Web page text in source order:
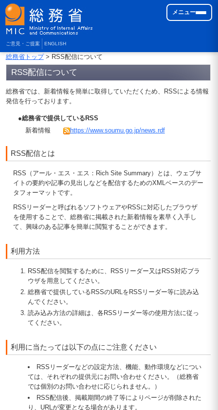
ご意見・ご提案 ENGLISH
メニュー
総務省トップ> RSS配信について
RSS配信について
総務省では、新着情報を簡単に取得していただくため、RSSによる情報
発信を行っております。
●総務省で提供しているRSS
新着情報
https://www.soumu.go.jp/news.rdf
RSS配信とは
RSS（アール・エス・エス：Rich Site Summary）とは、ウェブサ
イトの要約や記事の見出しなどを配信するためのXMLベースのデー
タフォーマットです。
RSSリーダーと呼ばれるソフトウェアやRSSに対応したブラウザ
を使用することで、総務省に掲載された新着情報を素早く入手し
て、興味のある記事を簡単に閲覧することができます。
利用方法
RSS配信を閲覧するために、RSSリーダー又はRSS対応ブラ
ウザを用意してください。
総務省で提供しているRSSのURLをRSSリーダー等に読み込
んでください。
読み込み方法の詳細は、各RSSリーダー等の使用方法に従っ
てください。
利用に当たっては以下の点にご注意ください
RSSリーダーなどの設定方法、機能、動作環境などについ
ては、それぞれの提供元にお問い合わせください。（総務省
では個別のお問い合わせに応じられません。）
RSS配信後、掲載期間の終了等によりページが削除された
り、URLが変更となる場合があります。